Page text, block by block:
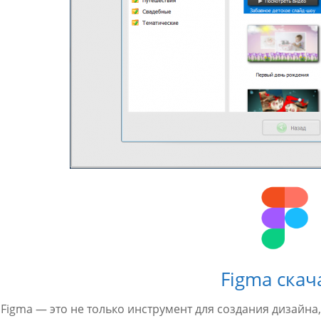
Figma
Figma — это не только инструмент для создания